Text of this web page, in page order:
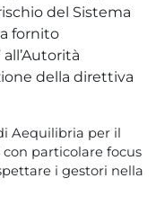
del Sistema
fornito
della direttiva
Aequilibria per il
con particolare focus
i gestori nella